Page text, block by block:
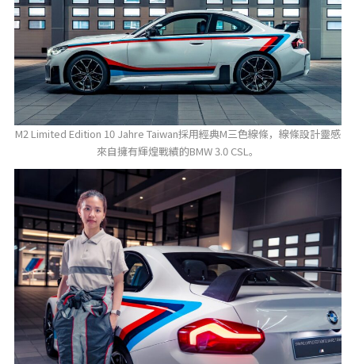
M2 Limited Edition 10 Jahre Taiwan採用經典M三色線條，線條設計靈感
來自擁有輝煌戰績的BMW 3.0 CSL。